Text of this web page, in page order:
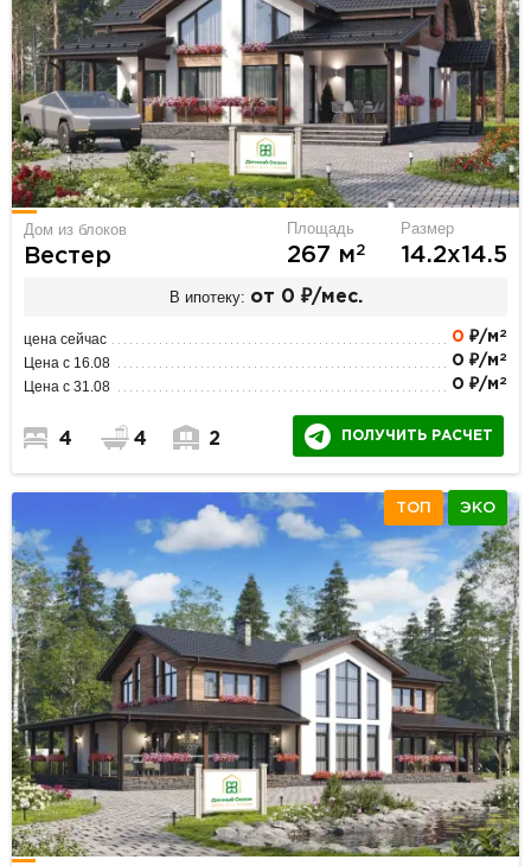
Дом из блоков
Вестер
Площадь
267 м2
Размер
14.2х14.5
В ипотеку: от 0 ₽/мес.
цена сейчас 0 ₽/м 2
Цена с 16.08 0 ₽/м 2
Цена с 31.08 0 ₽/м 2
4 4 2 ПОЛУЧИТЬ РАСЧЕТ
ТОП ЭКО